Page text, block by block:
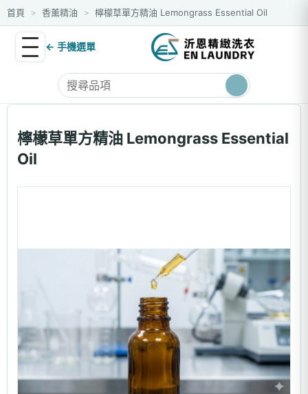
首頁 > 香薰精油 > 檸檬草單方精油 Lemongrass Essential Oil
← 手機選單
檸檬草單方精油 Lemongrass Essential
Oil